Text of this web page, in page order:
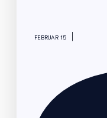
FEBRUAR 15 |